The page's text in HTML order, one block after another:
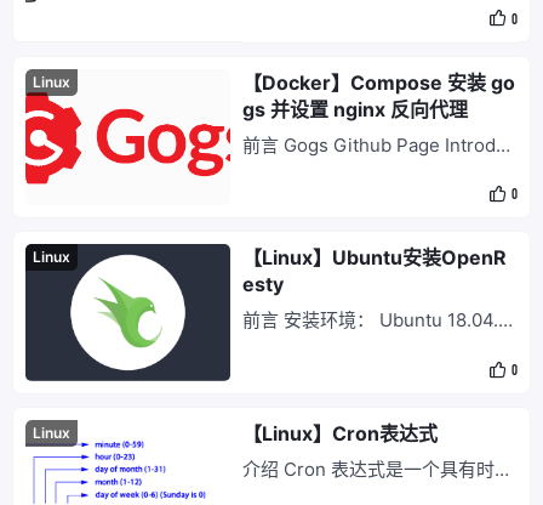
me
0
Linux
【Docker】Compose 安装 go
gs 并设置 nginx 反向代理
前言 Gogs Github Page Introduc
restart: always
0
Linux
【Linux】Ubuntu安装OpenR
esty
前言 安装环境： Ubuntu 18.04.3
enResty安装介绍 安装 # 安装导
（整个安装过程完成后可以随时删
all --no-install-recommends
0
Linux 【Linux】Cron表达式
介绍 Cron 表达式是一个具有时间